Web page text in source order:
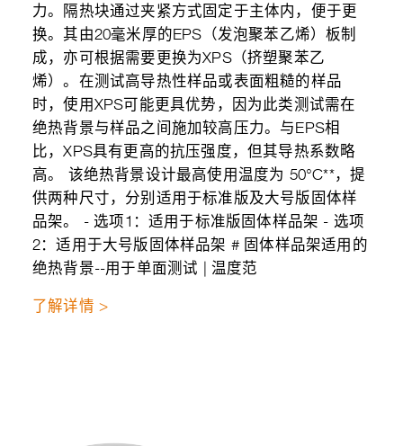
力。隔热块通过夹紧方式固定于主体内，便于更
换。其由20毫米厚的EPS（发泡聚苯乙烯）板制
成，亦可根据需要更换为XPS（挤塑聚苯乙
烯）。在测试高导热性样品或表面粗糙的样品
时，使用XPS可能更具优势，因为此类测试需在
绝热背景与样品之间施加较高压力。与EPS相
比，XPS具有更高的抗压强度，但其导热系数略
高。 该绝热背景设计最高使用温度为 50°C**，提
供两种尺寸，分别适用于标准版及大号版固体样
品架。 - 选项1：适用于标准版固体样品架 - 选项
2：适用于大号版固体样品架 # 固体样品架适用的
绝热背景--用于单面测试 | 温度范
了解详情 >